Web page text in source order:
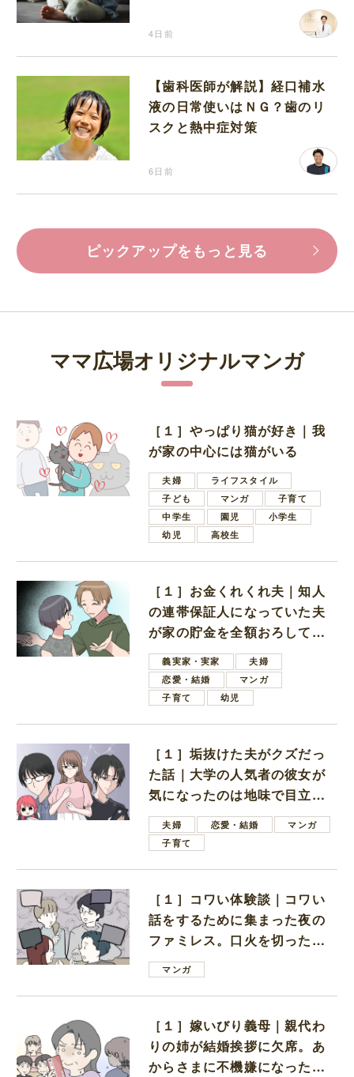
4日前
【歯科医師が解説】経口補水
液の日常使いはＮＧ？歯のリ
スクと熱中症対策
6日前
ピックアップをもっと見る
ママ広場オリジナルマンガ
［１］やっぱり猫が好き｜我
が家の中心には猫がいる
夫婦
ライフスタイル
子ども
マンガ
子育て
中学生
園児
小学生
幼児
高校生
［１］お金くれくれ夫｜知人
の連帯保証人になっていた夫
が家の貯金を全額おろしてほ
しいと言ってきた
義実家・実家
夫婦
恋愛・結婚
マンガ
子育て
幼児
［１］垢抜けた夫がクズだっ
た話｜大学の人気者の彼女が
気になったのは地味で目立た
ない男子学生
夫婦 恋愛・結婚
マンガ
子育て
［１］コワい体験談｜コワい
話をするために集まった夜の
ファミレス。口火を切ったの
は電車好きの男の子ママ
マンガ
［１］嫁いびり義母｜親代わ
りの姉が結婚挨拶に欠席。あ
からさまに不機嫌になった義